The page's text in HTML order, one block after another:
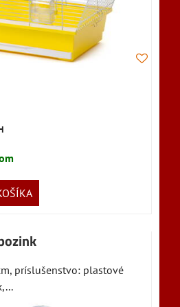
príslušenstvo: plastové